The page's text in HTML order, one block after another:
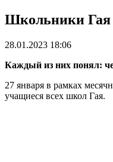
Школьники Гая
28.01.2023 18:06
Каждый из них понял:
27 января в рамках
учащиеся всех школ Гая.